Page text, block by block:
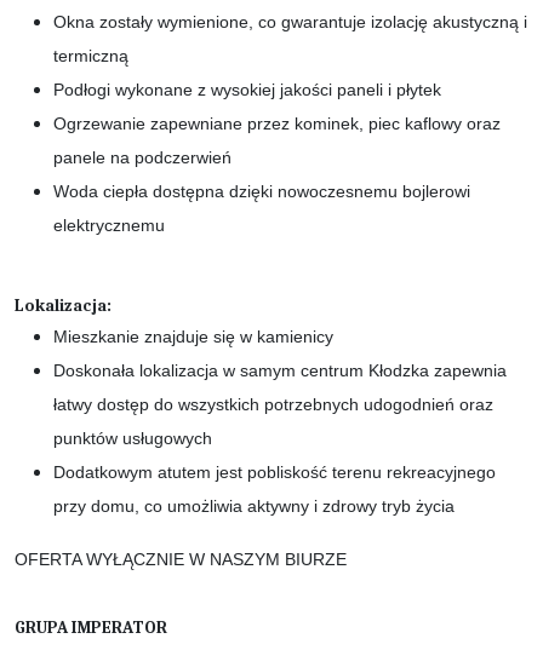
Okna zostały wymienione, co gwarantuje izolację akustyczną i
termiczną
Podłogi wykonane z wysokiej jakości paneli i płytek
Ogrzewanie zapewniane przez kominek, piec kaflowy oraz
panele na podczerwień
Woda ciepła dostępna dzięki nowoczesnemu bojlerowi
elektrycznemu
Lokalizacja:
Mieszkanie znajduje się w kamienicy
Doskonała lokalizacja w samym centrum Kłodzka zapewnia
łatwy dostęp do wszystkich potrzebnych udogodnień oraz
punktów usługowych
Dodatkowym atutem jest pobliskość terenu rekreacyjnego
przy domu, co umożliwia aktywny i zdrowy tryb życia
OFERTA WYŁĄCZNIE W NASZYM BIURZE
GRUPA IMPERATOR